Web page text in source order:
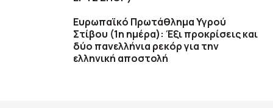
Ευρωπαϊκό Πρωτάθλημα Υγρού
Στίβου (1η ημέρα): Έξι προκρίσεις και
δύο πανελλήνια ρεκόρ για την
ελληνική αποστολή